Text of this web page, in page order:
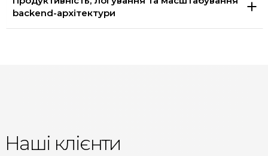
backend-архітектури
Наші клієнти